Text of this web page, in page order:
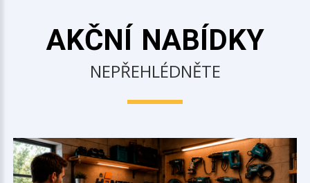
AKČNÍ NABÍDKY
NEPŘEHLÉDNĚTE